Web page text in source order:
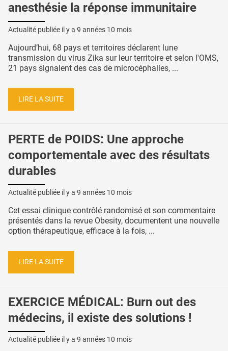
anesthésie la réponse immunitaire
Actualité publiée il y a 9 années 10 mois
Aujourd’hui, 68 pays et territoires déclarent lune
transmission du virus Zika sur leur territoire et selon l'OMS,
21 pays signalent des cas de microcéphalies, ...
LIRE LA SUITE
PERTE de POIDS: Une approche
comportementale avec des résultats
durables
Actualité publiée il y a 9 années 10 mois
Cet essai clinique contrôlé randomisé et son commentaire
présentés dans la revue Obesity, documentent une nouvelle
option thérapeutique, efficace à la fois, ...
LIRE LA SUITE
EXERCICE MÉDICAL: Burn out des
médecins, il existe des solutions !
Actualité publiée il y a 9 années 10 mois